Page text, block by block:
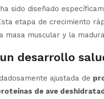
ha sido diseñado
etapa de crecimiento
muscular y la
desarrollo
ajustada de
de ave